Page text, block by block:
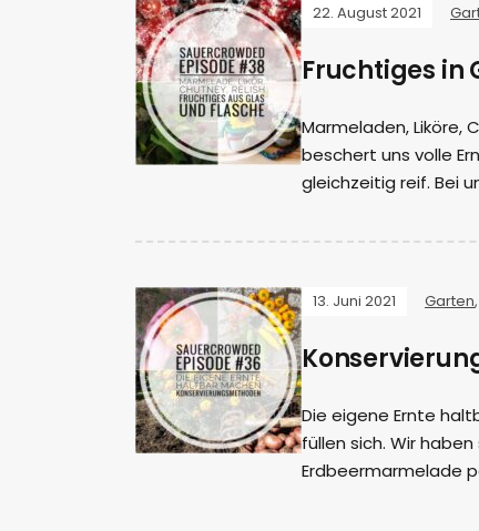
22. August 2021
Fruchtiges in
Marmeladen, Liköre,
beschert uns volle
gleichzeitig reif. Bei
13. Juni 2021 Garten,
Die eigene Ernte
füllen sich. Wir
Erdbeermarmelade